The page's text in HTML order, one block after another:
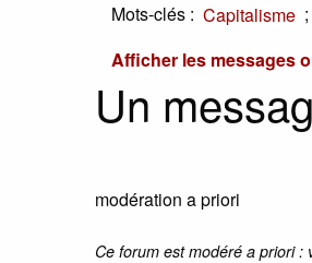
Mots-clés : Capitalisme ;
Afficher les messages
Un
modération a priori
Ce forum est modéré a priori :